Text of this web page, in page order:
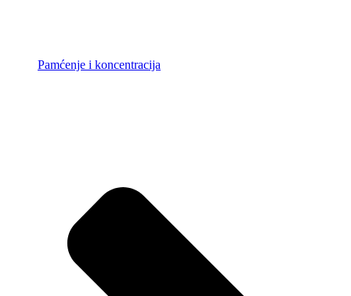
Pamćenje i koncentracija